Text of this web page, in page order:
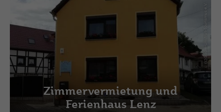
(c) Saale-Unstrut-Tourismus e.V.
Zimmervermietung und
Ferienhaus Lenz